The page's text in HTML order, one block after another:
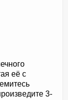
её с
3-